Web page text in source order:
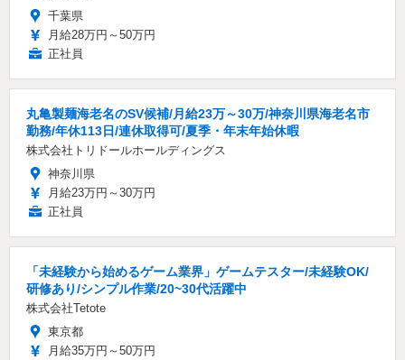
千葉県
月給28万円～50万円
正社員
丸亀製麺海老名のSV候補/月給23万～30万/神奈川県海老名市
勤務/年休113日/連休取得可/夏季・年末年始休暇
株式会社トリドールホールディングス
神奈川県
月給23万円～30万円
正社員
「未経験から始めるゲーム業界」ゲームテスター/未経験OK/
研修あり/シンプル作業/20~30代活躍中
株式会社Tetote
東京都
月給35万円～50万円